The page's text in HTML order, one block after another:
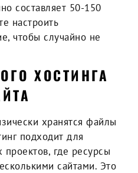
составляет 50-150
настроить
чтобы случайно не
ХОСТИНГА
хранятся файлы
подходит для
где ресурсы
сайтами. Это